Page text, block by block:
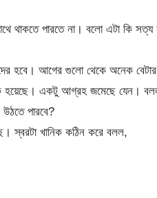
থাকতে পারতে না। বলো এটা কি
হবে। আগের গুলো থেকে অনেক
হয়েছে। একটু আগ্রহ জমেছে যেন।
পারবে?
স্বরটা খানিক কঠিন করে বলল,